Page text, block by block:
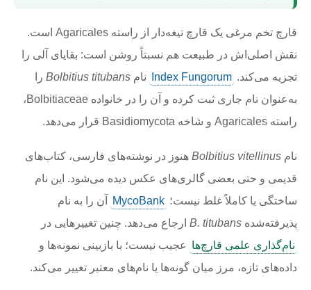
قارچ تخم مرغی یک قارچ تیغه‌دار از راسته Agaricales است.
نقش اصلی‌اش در طبیعت هم نسبتاً روشن است: بقایای آلی را
تجزیه می‌کند. Index Fungorum نام Bolbitius titubans را
به‌عنوان نام جاری ثبت کرده و آن را در خانواده Bolbitiaceae،
راسته Agaricales و شاخه Basidiomycota قرار می‌دهد.
نام Bolbitius vitellinus هنوز در نوشته‌های فارسی، کتاب‌های
قدیمی و حتی بعضی گالری‌های عکس دیده می‌شود. این نام
ساختگی یا کاملاً غلط نیست؛ MycoBank
آن را به نام
پذیرفته‌شده B. titubans ارجاع می‌دهد. چنین تغییرهایی در
نام‌گذاری علمی قارچ‌ها عجیب نیست؛ با بازبینی نمونه‌ها و
داده‌های تازه، مرز میان گونه‌ها یا نام‌های معتبر تغییر می‌کند.